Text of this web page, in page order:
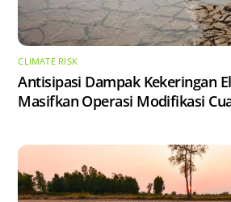
CLIMATE RISK
Antisipasi Dampak Kekeringan
Masifkan Operasi Modifikasi